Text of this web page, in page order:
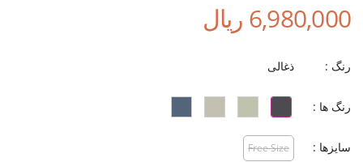
6,980,000 ریال
رنگ : ذغالی
رنگ ها :
سایزها : Free Size